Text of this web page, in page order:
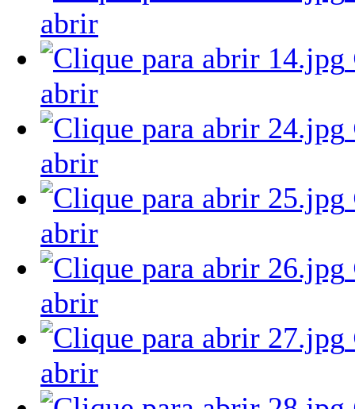
abrir
abrir
abrir
abrir
abrir
abrir